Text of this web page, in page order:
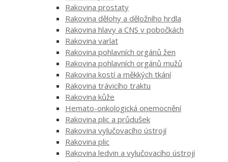
Rakovina prostaty
Rakovina dělohy a děložního hrdla
Rakovina hlavy a CNS v pobočkách
Rakovina varlat
Rakovina pohlavních orgánů žen
Rakovina pohlavních orgánů mužů
Rakovina kostí a měkkých tkání
Rakovina trávicího traktu
Rakovina kůže
Hemato-onkologická onemocnění
Rakovina plic a průdušek
Rakovina vylučovacího ústrojí
Rakovina plic
Rakovina ledvin a vylučovacího ústrojí